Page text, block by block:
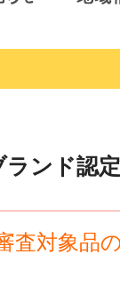
ランド認
査対象品